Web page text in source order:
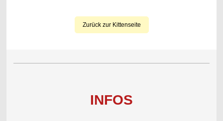
Zurück zur Kittenseite
INFOS